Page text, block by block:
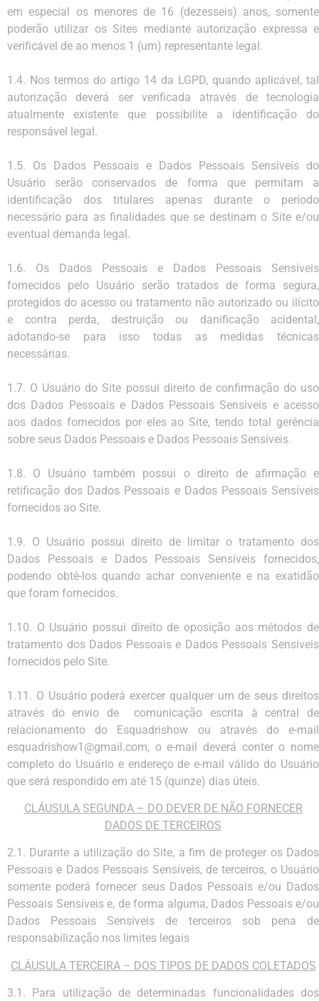
em especial os menores de 16 (dezesseis) anos, somente
poderão utilizar os Sites mediante autorização expressa e
verificável de ao menos 1 (um) representante legal.
1.4. Nos termos do artigo 14 da LGPD, quando aplicável, tal
autorização deverá ser verificada através de tecnologia
atualmente existente que possibilite a identificação do
responsável legal.
1.5. Os Dados Pessoais e Dados Pessoais Sensíveis do
Usuário serão conservados de forma que permitam a
identificação dos titulares apenas durante o período
necessário para as finalidades que se destinam o Site e/ou
eventual demanda legal.
1.6. Os Dados Pessoais e Dados Pessoais Sensíveis
fornecidos pelo Usuário serão tratados de forma segura,
protegidos do acesso ou tratamento não autorizado ou ilícito
e contra perda, destruição ou danificação acidental,
adotando-se para isso todas as medidas técnicas
necessárias.
1.7. O Usuário do Site possui direito de confirmação do uso
dos Dados Pessoais e Dados Pessoais Sensíveis e acesso
aos dados fornecidos por eles ao Site, tendo total gerência
sobre seus Dados Pessoais e Dados Pessoais Sensíveis.
1.8. O Usuário também possui o direito de afirmação e
retificação dos Dados Pessoais e Dados Pessoais Sensíveis
fornecidos ao Site.
1.9. O Usuário possui direito de limitar o tratamento dos
Dados Pessoais e Dados Pessoais Sensíveis fornecidos,
podendo obtê-los quando achar conveniente e na exatidão
que foram fornecidos.
1.10. O Usuário possui direito de oposição aos métodos de
tratamento dos Dados Pessoais e Dados Pessoais Sensíveis
fornecidos pelo Site.
1.11. O Usuário poderá exercer qualquer um de seus direitos
através do envio de comunicação escrita à central de
relacionamento do Esquadrishow ou através do e-mail
esquadrishow1@gmail.com, o e-mail deverá conter o nome
completo do Usuário e endereço de e-mail válido do Usuário
que será respondido em até 15 (quinze) dias úteis.
CLÁUSULA SEGUNDA – DO DEVER DE NÃO FORNECER
DADOS DE TERCEIROS
2.1. Durante a utilização do Site, a fim de proteger os Dados
Pessoais e Dados Pessoais Sensíveis, de terceiros, o Usuário
somente poderá fornecer seus Dados Pessoais e/ou Dados
Pessoais Sensíveis e, de forma alguma, Dados Pessoais e/ou
Dados Pessoais Sensíveis de terceiros sob pena de
responsabilização nos limites legais
CLÁUSULA TERCEIRA – DOS TIPOS DE DADOS COLETADOS
3.1. Para utilização de determinadas funcionalidades dos